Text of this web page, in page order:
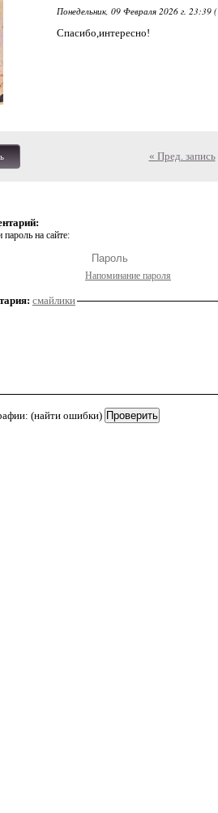
Понедельник, 09 Февраля 2026 г. 23:39 (
Спасибо,интересно!
« Пред. запись
на сайте:
Напоминание пароля
смайлики
(найти ошибки)